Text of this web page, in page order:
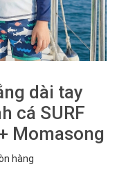
dài tay
cá SURF
Momasong
hàng